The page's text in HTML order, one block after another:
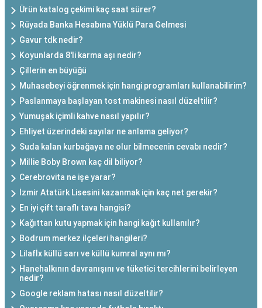
Ürün katalog çekimi kaç saat sürer?
Rüyada Banka Hesabına Yüklü Para Gelmesi
Gavur tdk nedir?
Koyunlarda 8'li karma aşı nedir?
Çillerin en büyüğü
Muhasebeyi öğrenmek için hangi programları kullanabilirim?
Paslanmaya başlayan tost makinesi nasıl düzeltilir?
Yumuşak içimli kahve nasıl yapılır?
Ehliyet üzerindeki sayılar ne anlama geliyor?
Suda kalan kurbağaya ne olur bilmecenin cevabı nedir?
Millie Boby Brown kaç dil biliyor?
Cerebrovita ne işe yarar?
İzmir Atatürk Lisesini kazanmak için kaç net gerekir?
En iyi çift taraflı tava hangisi?
Kağıttan kutu yapmak için hangi kağıt kullanılır?
Bodrum merkez ilçeleri hangileri?
Lilafİx küllü sarı ve küllü kumral aynı mı?
Hanehalkının davranışını ve tüketici tercihlerini belirleyen
nedir?
Google reklam hatası nasıl düzeltilir?